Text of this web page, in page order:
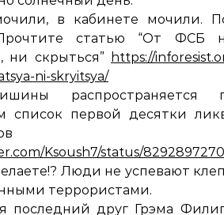
в кабинете мочили.
статью “От ФСБ
ни скрыться”
https://
ni-skryitsya/
список первой десятки
Ksoush7/status/
Люди не успевают
террористами.
последний друг Грэма